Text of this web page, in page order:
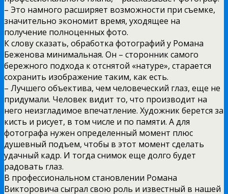
– Это намного расширяет возможности при съемке,
значительно экономит время, уходящее на
получение полноценных фото.
К слову сказать, обработка фотографий у Романа
Беженова минимальная. Он – сторонник самого
бережного подхода к отснятой «натуре», старается
сохранить изображение таким, как есть.
– Лучшего объектива, чем человеческий глаз, еще не
придумали. Человек видит то, что производит на
него неизгладимое впечатление. Художник берется за
кисть и рисует, в том числе и по памяти. А для
фотографа нужен определенный момент плюс
душевный подъем, чтобы в этот момент сделать
удачный кадр. И тогда снимок еще долго будет
радовать глаз.
В профессиональном становлении Романа
Викторовича сыграл свою роль и известный в нашей